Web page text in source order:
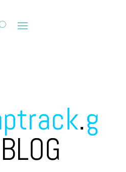
.g
BLOG